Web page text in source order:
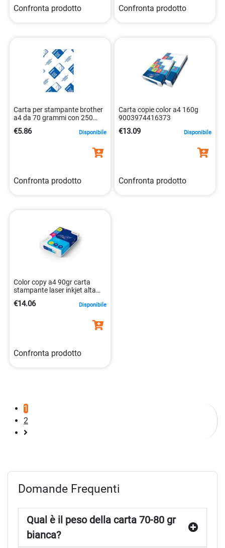
Confronta prodotto Confronta prodotto
Carta per stampante brother
a4 da 70 grammi con 250
4977766628501
€5.86 Disponibile
Confronta prodotto
Carta copie color a4 160g
9003974416373
€13.09 Disponibile
Confronta prodotto
Color copy a4 90gr carta
stampante laser inkjet alta
€14.06 Disponibile
Confronta prodotto
1
2
Domande Frequenti
Qual è il peso della carta 70-80 gr
bianca?